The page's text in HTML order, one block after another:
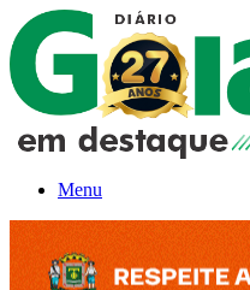
Menu